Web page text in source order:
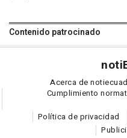
Contenido patrocinado
noti
Acerca de
Cumplimiento
Política de privacidad